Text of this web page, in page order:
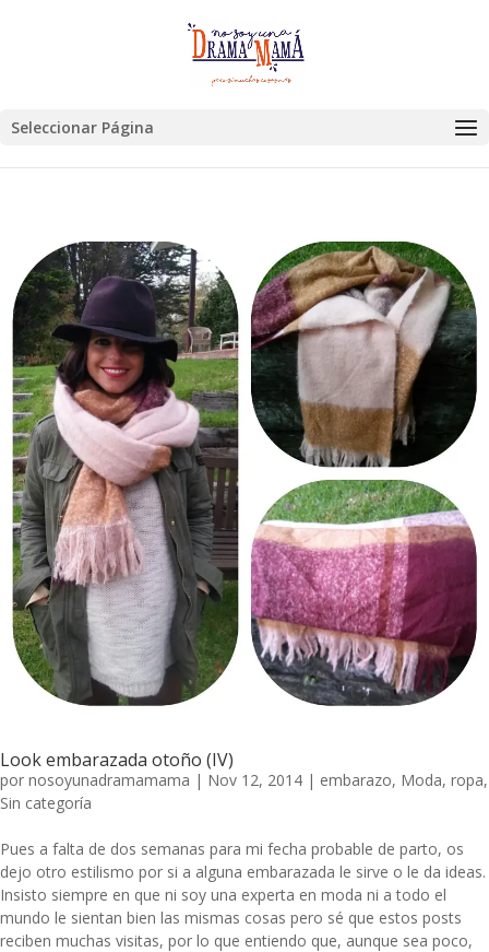
Seleccionar Página
Look embarazada otoño (IV)
por nosoyunadramamama | Nov 12, 2014 | embarazo, Moda, ropa,
Sin categoría
Pues a falta de dos semanas para mi fecha probable de parto, os
dejo otro estilismo por si a alguna embarazada le sirve o le da ideas.
Insisto siempre en que ni soy una experta en moda ni a todo el
mundo le sientan bien las mismas cosas pero sé que estos posts
reciben muchas visitas, por lo que entiendo que, aunque sea poco,